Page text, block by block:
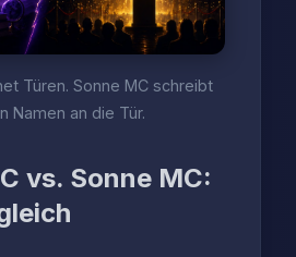
Türen. Sonne MC schreibt
Namen an die Tür.
vs. Sonne MC: